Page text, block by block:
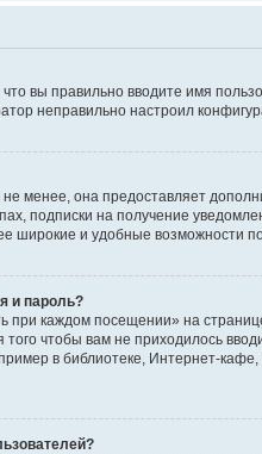
вы правильно вводите имя
неправильно настроил
менее, она предоставляет
подписки на получение
широкие и удобные
и пароль?
при каждом посещении» на
того чтобы вам не приходилось
в библиотеке, Интернет-кафе,